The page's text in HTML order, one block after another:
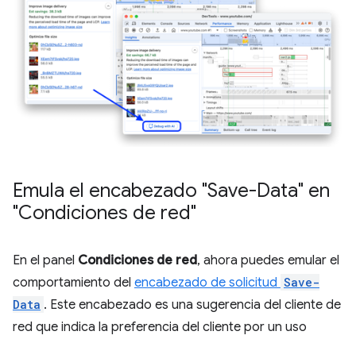
Emula el encabezado "Save-Data" en
"Condiciones de red"
En el panel Condiciones de red, ahora puedes emular el
comportamiento del encabezado de solicitud Save-
Data . Este encabezado es una sugerencia del cliente de
red que indica la preferencia del cliente por un uso